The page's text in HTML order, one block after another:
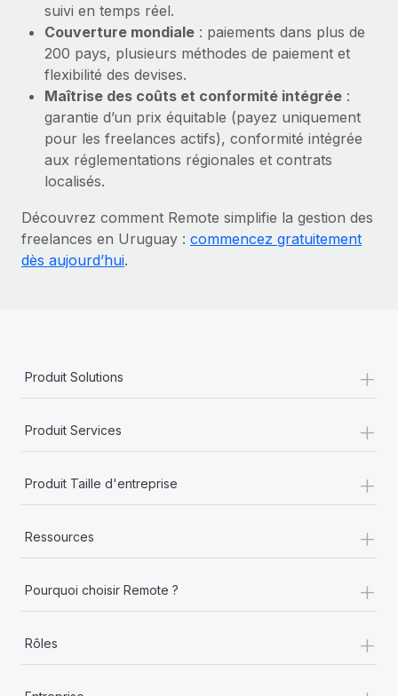
suivi en temps réel.
Couverture mondiale : paiements dans plus de
200 pays, plusieurs méthodes de paiement et
flexibilité des devises.
Maîtrise des coûts et conformité intégrée :
garantie d’un prix équitable (payez uniquement
pour les freelances actifs), conformité intégrée
aux réglementations régionales et contrats
localisés.
Découvrez comment Remote simplifie la gestion des
freelances en Uruguay : commencez gratuitement
dès aujourd’hui.
Produit Solutions +
Produit Services +
Produit Taille d'entreprise +
Ressources +
Pourquoi choisir Remote ? +
Rôles +